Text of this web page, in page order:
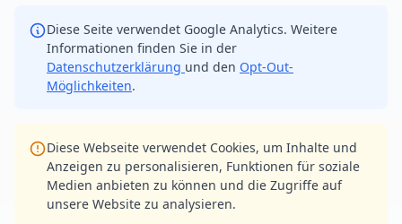
Diese Seite verwendet Google Analytics. Weitere
Informationen finden Sie in der
Datenschutzerklärung und den Opt-Out-
Möglichkeiten.
Diese Webseite verwendet Cookies, um Inhalte und
Anzeigen zu personalisieren, Funktionen für soziale
Medien anbieten zu können und die Zugriffe auf
unsere Website zu analysieren.